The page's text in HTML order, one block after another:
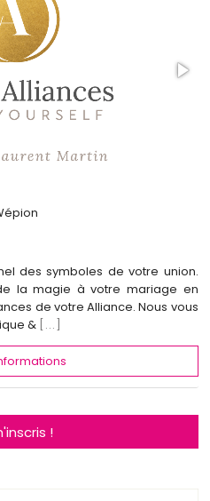
des symboles de votre union.
la magie à votre mariage en
de votre Alliance. Nous vous
& [...]
!